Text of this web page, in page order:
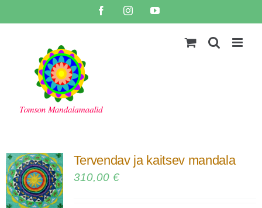
to
FacebookInstagramYouTube
Tervendav ja kaitsev mandala
310,00 €